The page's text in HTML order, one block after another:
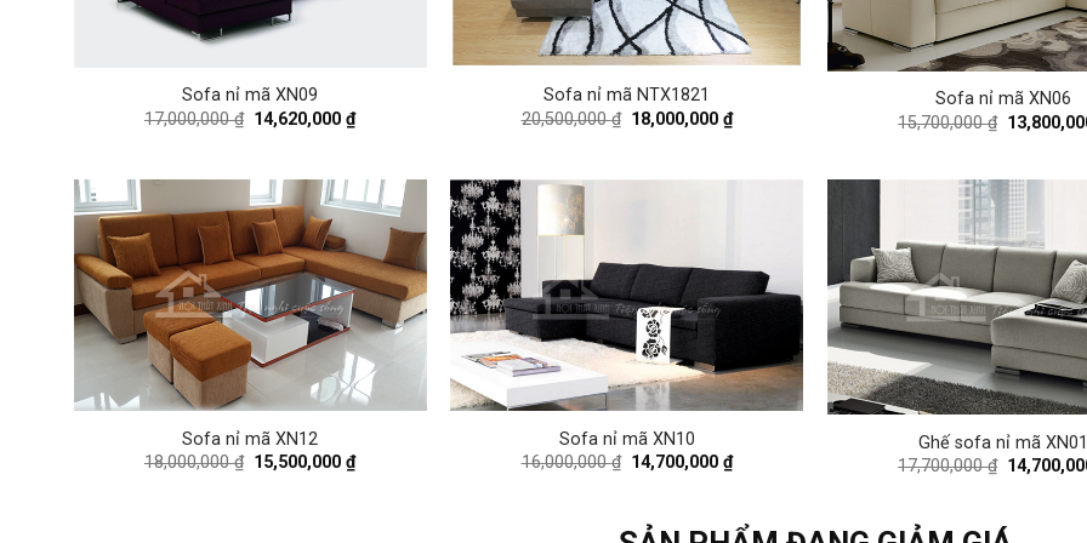
Sofa nỉ mã XN09
17,000,000₫ Original
price
14,620,000₫Current
price
Sofa nỉ mã NTX1821
20,500,000₫ Original
price
18,000,000 ₫Current
price
Sofa nỉ mã XN06
15,700,000₫ Original
price
Sofa nỉ mã XN12
18,000,000₫ Original
price
15,500,000₫Current
price
Sofa nỉ mã XN10
16,000,000₫ Original
price
14,700,000 ₫Current
price
Ghế sofa nỉ mã XN01
17,700,000₫ Original
price